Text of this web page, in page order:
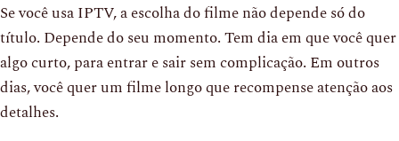
Se você usa IPTV, a escolha do filme não depende só do
título. Depende do seu momento. Tem dia em que você quer
algo curto, para entrar e sair sem complicação. Em outros
dias, você quer um filme longo que recompense atenção aos
detalhes.